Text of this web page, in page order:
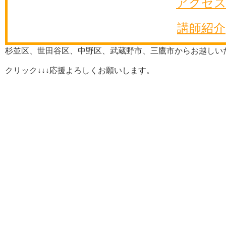
アクセス
講師紹介
杉並区、世田谷区、中野区、武蔵野市、三鷹市からお越しい
クリック↓↓↓応援よろしくお願いします。